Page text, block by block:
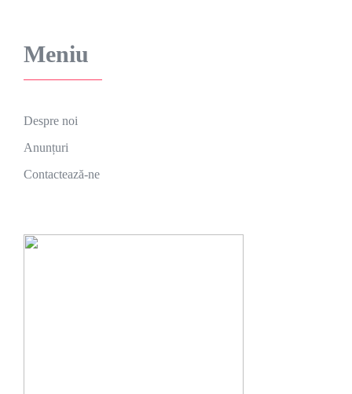
Meniu
Despre noi
Anunțuri
Contactează-ne